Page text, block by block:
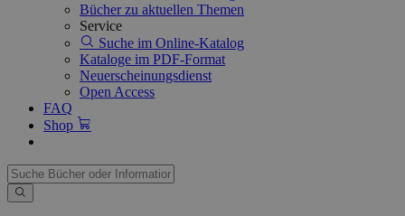
Bücher zu aktuellen Themen
Service
Suche im Online-Katalog
Kataloge im PDF-Format
Neuerscheinungsdienst
Open Access
FAQ
Shop